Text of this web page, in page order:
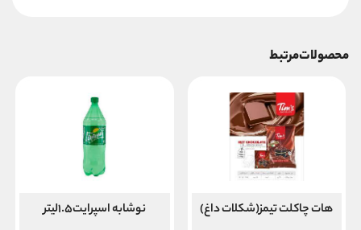
محصولات مرتبط
هات چاکلت تیمز(شکلات داغ) نوشابه اسپرایت۱.۵لیتر